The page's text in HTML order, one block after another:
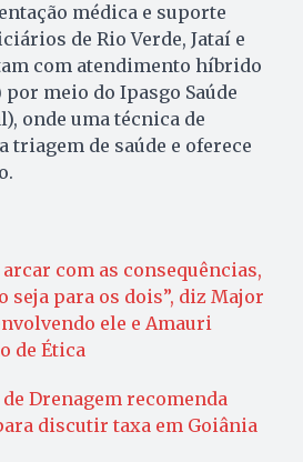
médica e suporte
de Rio Verde, Jataí e
com atendimento híbrido
meio do Ipasgo Saúde
onde uma técnica de
triagem de saúde e oferece
com as consequências,
seja para os dois”, diz Major
ele e Amauri
de Ética
Drenagem recomenda
discutir taxa em Goiânia